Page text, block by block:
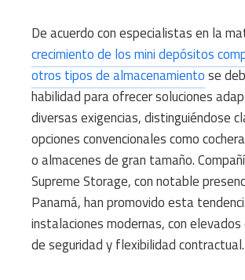
De acuerdo con especialistas en la
crecimiento de los mini depósitos
otros tipos de almacenamientose
habilidad para ofrecer soluciones
diversas exigencias, distinguiéndose
opciones convencionales como
o almacenes de gran tamaño.
Supreme Storage, con notable
Panamá, han promovido esta
instalaciones modernas, con
de seguridad y flexibilidad contractual.